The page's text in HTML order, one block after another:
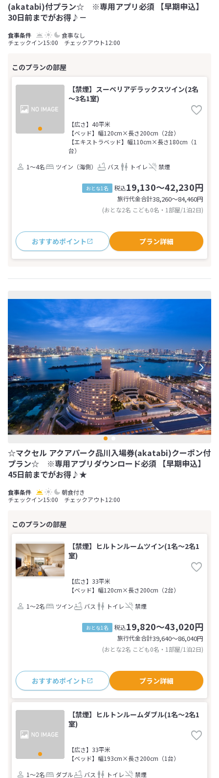
(akatabi)付プラン☆ ※専用アプリ必須 【早期申込】
30日前までがお得♪－
食事なし
チェックイン15:00 チェックアウト12:00
【禁煙】スーペリアデラックスツイン(2名
～3名1室)
【広さ】40平米
【ベッド】幅120cm×長さ200cm（2台）
【エキストラベッド】幅110cm×長さ180cm（1
台）
1～4名
ツイン（海側） バス トイレ 禁煙
おとな1名 税込19,130～42,230円
旅行代金合計38,260〜84,460円
(おとな2名 こども0名・1部屋/1泊2日)
おすすめポイント プラン詳細
☆マクセル アクアパーク品川入場券(akatabi)クーポン付
プラン☆ ※専用アプリダウンロード必須 【早期申込】
45日前までがお得♪★
朝食付き
チェックイン15:00 チェックアウト12:00
【禁煙】ヒルトンルームツイン(1名～2名1
室)
【広さ】33平米
【ベッド】幅120cm×長さ200cm（2台）
1～2名
ツイン バス トイレ 禁煙
おとな1名 税込19,820～43,020円
旅行代金合計39,640〜86,040円
(おとな2名 こども0名・1部屋/1泊2日)
おすすめポイント プラン詳細
【禁煙】ヒルトンルームダブル(1名～2名1
室)
【広さ】33平米
【ベッド】幅193cm×長さ200cm（1台）
1～2名
ダブル バス トイレ 禁煙